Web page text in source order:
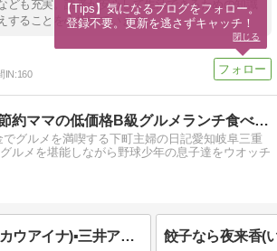
ども充実。読者が安心して生活できるための知識
することを心掛けています。
IN:160
下町節約ママの低価格B級グルメランチ食べ歩き隊
でグルメを満喫する下町主婦の日記愛知岐阜三重
ルメを堪能しながら野球少年の息子達をウオッチ
KUA&#039;AINA(カウアイナ)▪️三井アウトレットパーク岡崎2F
【Tips】気になるブログをフォロー。
登録不要。更新を逃さずキャッチ！
閉じる